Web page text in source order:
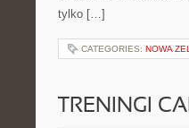
tylko […]
CATEGORIES: NOWA
TRENINGI